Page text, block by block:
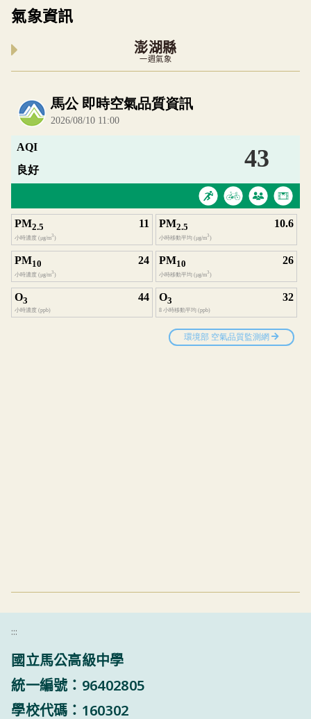
氣象資訊
澎湖縣
一週氣象
內嵌空氣品質小工具為視覺預覽，完整即時空
:::
國立馬公高級中學
統一編號：96402805
學校代碼：160302